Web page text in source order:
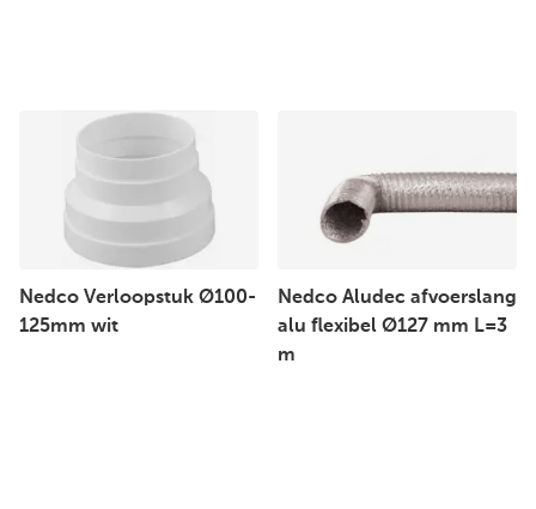
Nedco Verloopstuk Ø100-
125mm wit
Nedco Aludec afvoerslang
alu flexibel Ø127 mm L=3
m